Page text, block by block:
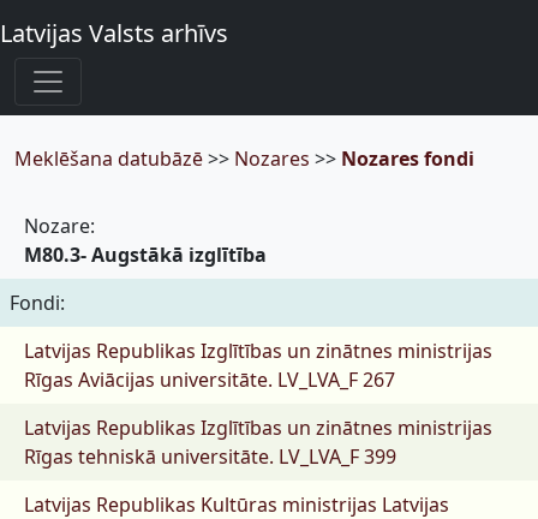
Latvijas Valsts arhīvs
Meklēšana datubāzē>> Nozares >> Nozares fondi
Nozare:
M80.3- Augstākā izglītība
Fondi:
Latvijas Republikas Izglītības un zinātnes ministrijas
Rīgas Aviācijas universitāte. LV_LVA_F 267
Latvijas Republikas Izglītības un zinātnes ministrijas
Rīgas tehniskā universitāte. LV_LVA_F 399
Latvijas Republikas Kultūras ministrijas Latvijas